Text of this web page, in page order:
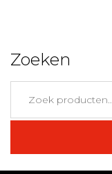
Zoeken
naar: